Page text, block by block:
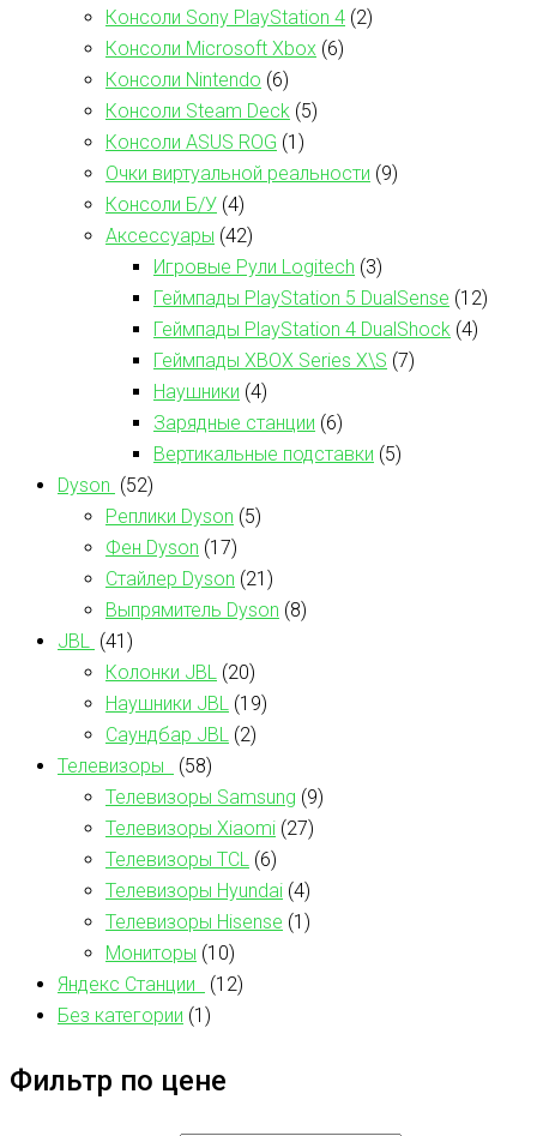
Консоли Sony PlayStation 4 (2)
Консоли Microsoft Xbox (6)
Консоли Nintendo (6)
Консоли Steam Deck (5)
Консоли ASUS ROG (1)
Очки виртуальной реальности (9)
Консоли Б/У (4)
Аксессуары (42)
Игровые Рули Logitech (3)
Геймпады PlayStation 5 DualSense (12)
Геймпады PlayStation 4 DualShock (4)
Геймпады XBOX Series X\S (7)
Наушники (4)
Зарядные станции (6)
Вертикальные подставки (5)
Dyson (52)
Реплики Dyson (5)
Фен Dyson (17)
Стайлер Dyson (21)
Выпрямитель Dyson (8)
JBL (41)
Колонки JBL (20)
Наушники JBL (19)
Саундбар JBL (2)
Телевизоры
(58)
Телевизоры Samsung (9)
Телевизоры Xiaomi (27)
Телевизоры TCL (6)
Телевизоры Hyundai (4)
Телевизоры Hisense (1)
Мониторы (10)
Яндекс Станции
(12)
Без категории (1)
Фильтр по цене